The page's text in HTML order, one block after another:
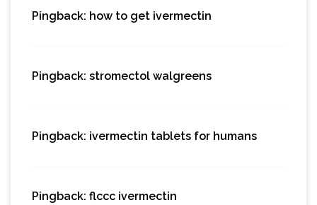
Pingback: how to get ivermectin
Pingback: stromectol walgreens
Pingback: ivermectin tablets for humans
Pingback: flccc ivermectin